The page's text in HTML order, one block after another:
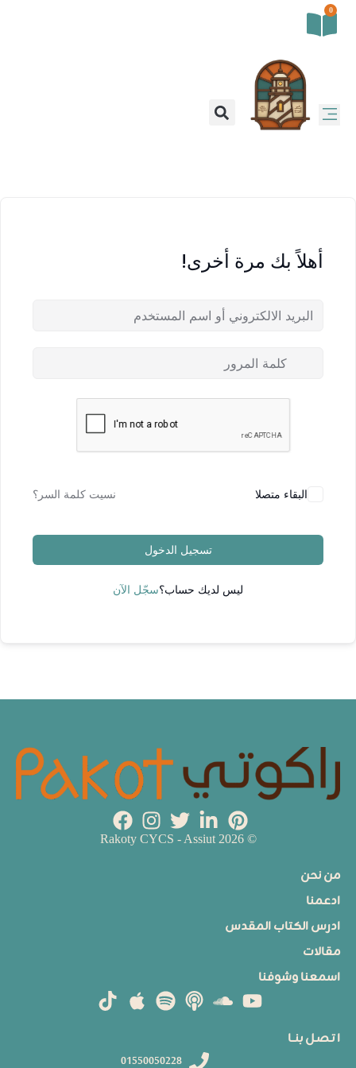
0
أهلاً بك مرة أخرى!
البقاء متصلا نسيت كلمة السر؟
تسجيل الدخول
ليس لديك حساب؟سجّل الآن
ا تـصـل بنــا
01550050228
من نحن
ادعمنا
ادرس الكتاب المقدس
مقالات
اسمعنا وشوفنا
© 2026 Rakoty CYCS - Assiut